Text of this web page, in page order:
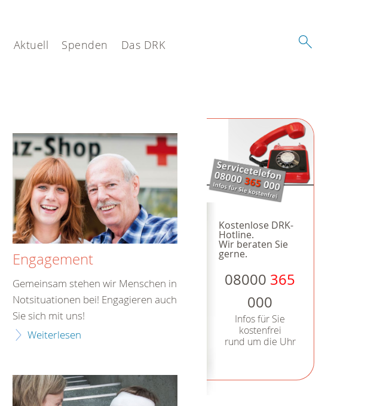
Aktuell Spenden Das DRK
Kostenlose DRK-
Hotline.
Wir beraten Sie
gerne.
08000 365
000
Infos für Sie
kostenfrei
rund um die Uhr
Engagement
Gemeinsam stehen wir Menschen in
Notsituationen bei! Engagieren auch
Sie sich mit uns!
Weiterlesen